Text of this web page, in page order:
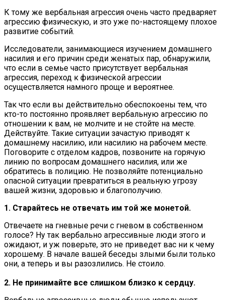
К тому же вербальная агрессия очень часто предваряет
агрессию физическую, и это уже по-настоящему плохое
развитие событий.
Исследователи, занимающиеся изучением домашнего
насилия и его причин среди женатых пар, обнаружили,
что если в семье часто присутствует вербальная
агрессия, переход к физической агрессии
осуществляется намного проще и вероятнее.
Так что если вы действительно обеспокоены тем, что
кто-то постоянно проявляет вербальную агрессию по
отношении к вам, не молчите и не стойте на месте.
Действуйте. Такие ситуации зачастую приводят к
домашнему насилию, или насилию на рабочем месте.
Поговорите с отделом кадров, позвоните на горячую
линию по вопросам домашнего насилия, или же
обратитесь в полицию. Не позволяйте потенциально
опасной ситуации превратиться в реальную угрозу
вашей жизни, здоровью и благополучию.
1. Старайтесь не отвечать им той же монетой.
Отвечаете на гневные речи с гневом в собственном
голосе? Ну так вербально агрессивные люди этого и
ожидают, и уж поверьте, это не приведет вас ни к чему
хорошему. В начале вашей беседы злыми были только
они, а теперь и вы разозлились. Не стоило.
2. Не принимайте все слишком близко к сердцу.